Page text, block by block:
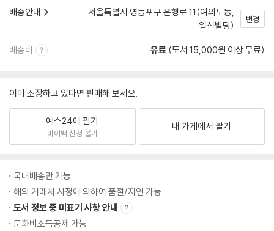
배송안내
서울특별시 영등포구 은행로 11(여의도동,
일신빌딩)
변경
배송비 유료 (도서 15,000원 이상 무료)
이미 소장하고 있다면 판매해 보세요.
예스24에 팔기
바이백 신청 불가
내 가게에서 팔기
국내배송만 가능
해외 거래처 사정에 의하여 품절/지연 가능
도서 정보 중 미표기 사항 안내
문화비소득공제 가능